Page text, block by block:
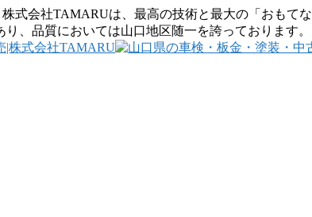
式会社TAMARUは、最高の技術と最大の「おもて
、品質においては山口地区随一を誇っております。